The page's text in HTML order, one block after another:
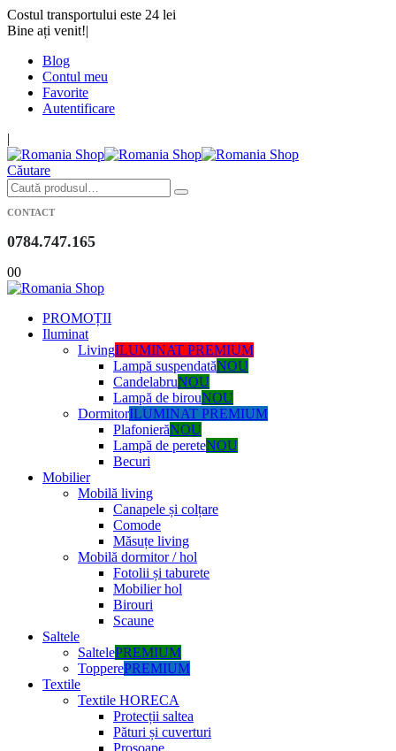
Costul transportului este 24 lei
Bine ați venit!|
Blog
Contul meu
Favorite
Autentificare
|
Căutare
CONTACT
0784.747.165
00
PROMOȚII
Iluminat
LivingILUMINAT PREMIUM
Lampă suspendatăNOU
CandelabruNOU
Lampă de birouNOU
DormitorILUMINAT PREMIUM
PlafonierăNOU
Lampă de pereteNOU
Becuri
Mobilier
Mobilă living
Canapele și colțare
Comode
Măsuțe living
Mobilă dormitor / hol
Fotolii și taburete
Mobilier hol
Birouri
Scaune
Saltele
SaltelePREMIUM
TopperePREMIUM
Textile
Textile HORECA
Protecții saltea
Pături și cuverturi
Prosoape